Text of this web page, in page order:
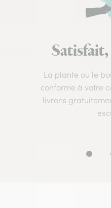
La plante ou le
conforme à votre
livrons